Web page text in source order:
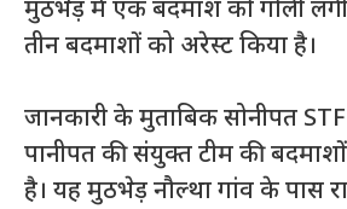
मुठभेड़ में एक बदमाश को गोली
तीन बदमाशों को अरेस्ट किया है।
जानकारी के मुताबिक सोनीपत
पानीपत की संयुक्त टीम की
है। यह मुठभेड़ नौल्था गांव के पास